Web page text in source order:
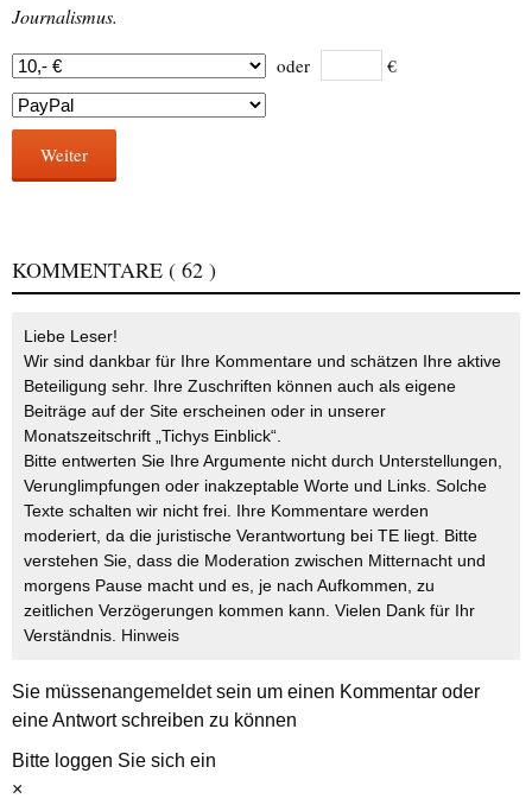
Journalismus.
oder €
Weiter
KOMMENTARE ( 62 )
Liebe Leser!
Wir sind dankbar für Ihre Kommentare und schätzen Ihre aktive
Beteiligung sehr. Ihre Zuschriften können auch als eigene
Beiträge auf der Site erscheinen oder in unserer
Monatszeitschrift „Tichys Einblick“.
Bitte entwerten Sie Ihre Argumente nicht durch Unterstellungen,
Verunglimpfungen oder inakzeptable Worte und Links. Solche
Texte schalten wir nicht frei. Ihre Kommentare werden
moderiert, da die juristische Verantwortung bei TE liegt. Bitte
verstehen Sie, dass die Moderation zwischen Mitternacht und
morgens Pause macht und es, je nach Aufkommen, zu
zeitlichen Verzögerungen kommen kann. Vielen Dank für Ihr
Verständnis. Hinweis
Sie müssenangemeldetsein um einen Kommentar oder
eine Antwort schreiben zu können
Bitte loggen Sie sich ein
×